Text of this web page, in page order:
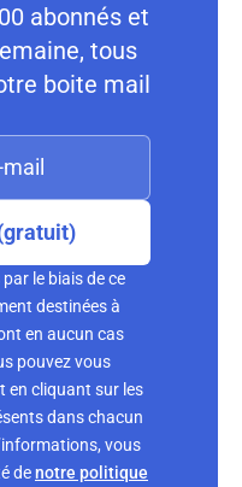
abonnés et
tous
boite mail
le biais de ce
destinées à
en aucun cas
pouvez vous
en cliquant sur les
dans chacun
vous
denotre politique